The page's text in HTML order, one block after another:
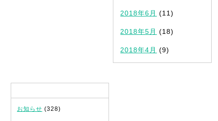
2018年6月 (11)
2018年5月 (18)
2018年4月 (9)
お知らせ (328)